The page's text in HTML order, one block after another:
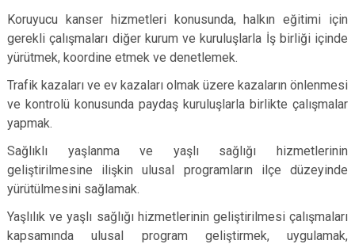
Koruyucu kanser hizmetleri konusunda, halkın eğitimi için
gerekli çalışmaları diğer kurum ve kuruluşlarla İş birliği içinde
yürütmek, koordine etmek ve denetlemek.
Trafik kazaları ve ev kazaları olmak üzere kazaların önlenmesi
ve kontrolü konusunda paydaş kuruluşlarla birlikte çalışmalar
yapmak.
Sağlıklı yaşlanma ve yaşlı sağlığı hizmetlerinin
geliştirilmesine ilişkin ulusal programların ilçe düzeyinde
yürütülmesini sağlamak.
Yaşlılık ve yaşlı sağlığı hizmetlerinin geliştirilmesi çalışmaları
kapsamında ulusal program geliştirmek, uygulamak,